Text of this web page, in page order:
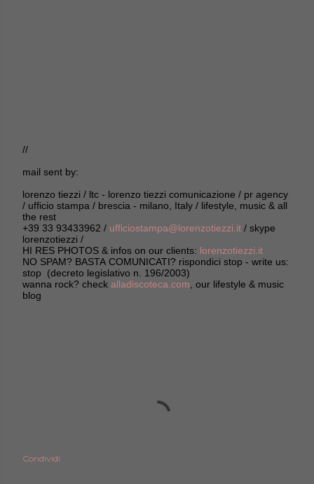
//
mail sent by:
lorenzo tiezzi / ltc - lorenzo tiezzi comunicazione / pr agency
/ ufficio stampa / brescia - milano, Italy / lifestyle, music & all
the rest
+39 33 93433962 / ufficiostampa@lorenzotiezzi.it / skype
lorenzotiezzi /
HI RES PHOTOS & infos on our clients: lorenzotiezzi.it
NO SPAM? BASTA COMUNICATI? rispondici stop - write us:
stop (decreto legislativo n. 196/2003)
wanna rock? check alladiscoteca.com , our lifestyle & music
blog
Condividi